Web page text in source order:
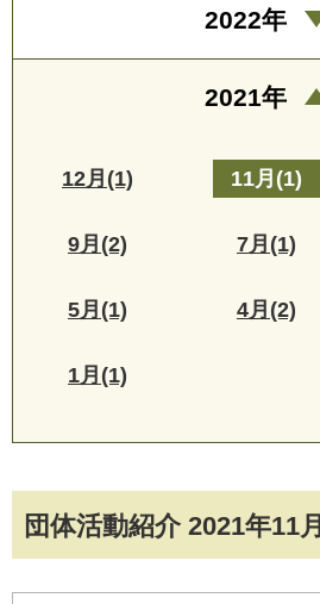
団体活動紹介 2021年11月
2022年
2021年
12月(1) 11月(1)
9月(2) 7月(1)
5月(1) 4月(2)
1月(1)